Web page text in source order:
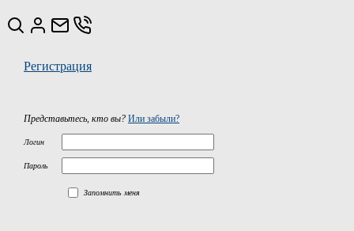
Регистрация
Представьтесь, кто вы? Или забыли?
Логин
Пароль
Запомнить меня